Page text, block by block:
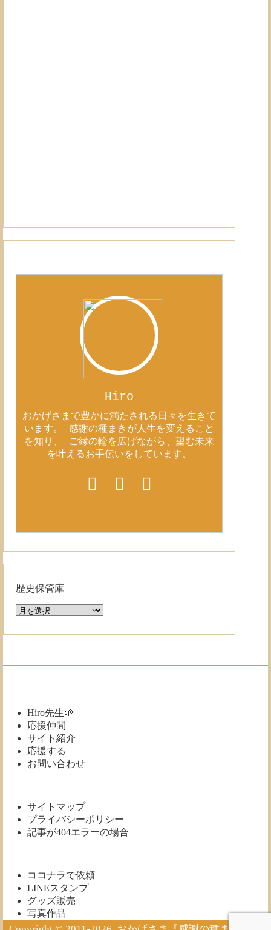
Hiro
おかげさまで豊かに満たされる日々を生きて
います。 感謝の種まきが人生を変えること
を知り、 ご縁の輪を広げながら、望む未来
を叶えるお手伝いをしています。
歴史保管庫
歴
保
Hiro先生🌱
応援仲間
サイト紹介
応援する
お問い合わせ
サイトマップ
プライバシーポリシー
記事が404エラーの場合
ココナラで依頼
LINEスタンプ
グッズ販売
写真作品